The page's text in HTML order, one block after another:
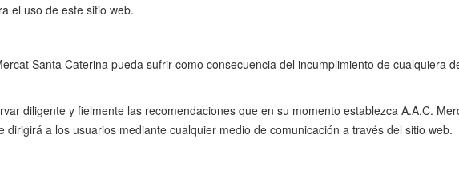
el uso de este sitio web.
Santa Caterina pueda sufrir como consecuencia del incumplimiento de cualquiera
diligente y fielmente las recomendaciones que en su momento establezca A.A.C.
a los usuarios mediante cualquier medio de comunicación a través del sitio web.